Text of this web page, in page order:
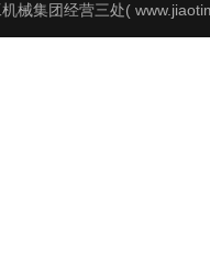
械集团经营三处(